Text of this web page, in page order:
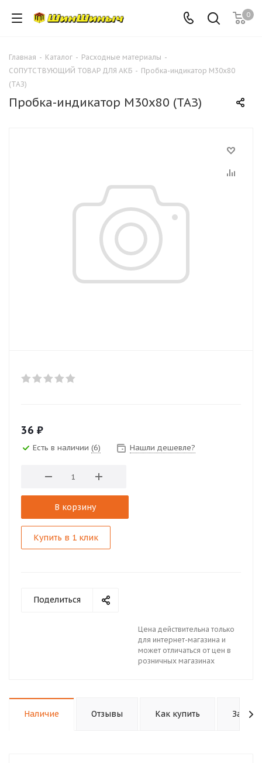
0
Главная - Каталог - Расходные материалы -
СОПУТСТВУЮЩИЙ ТОВАР ДЛЯ АКБ - Пробка-индикатор М30х80
(ТАЗ)
Пробка-индикатор М30х80 (ТАЗ)
36 ₽
Есть в наличии (6) Нашли дешевле?
В корзину
Купить в 1 клик
Поделиться
Цена действительна только
для интернет-магазина и
может отличаться от цен в
розничных магазинах
Наличие Отзывы Как купить